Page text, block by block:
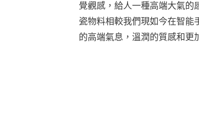
覺觀感，給人一種高端大氣的
瓷物料相較我們現如今在智能
的高端氣息，溫潤的質感和更